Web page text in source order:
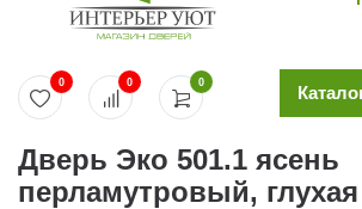
0
0 0
Дверь Эко 501.1 ясень
перламутровый, глухая